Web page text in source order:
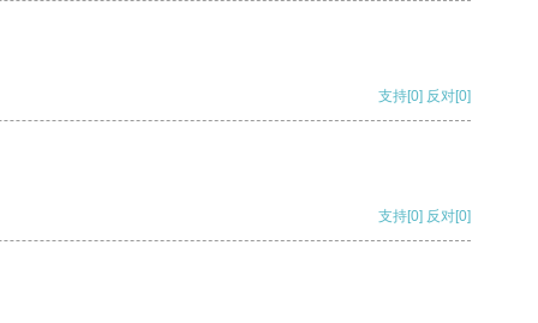
支持[0] 反对[0]
支持[0] 反对[0]